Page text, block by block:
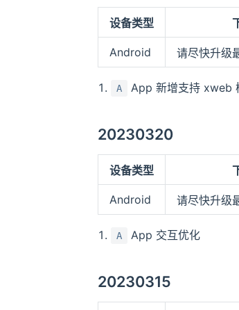
设备类型
Android 请尽快升级
A App 新增支持 xweb
20230320
设备类型
Android 请尽快升级
A App 交互优化
20230315